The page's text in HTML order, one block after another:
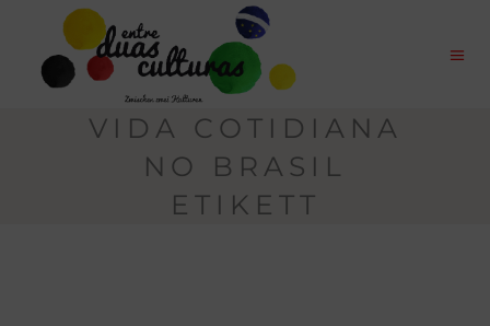
VIDA COTIDIANA
NO BRASIL
ETIKETT